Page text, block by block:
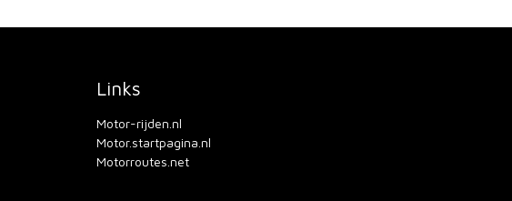
Links
Motor-rijden.nl
Motor.startpagina.nl
Motorroutes.net